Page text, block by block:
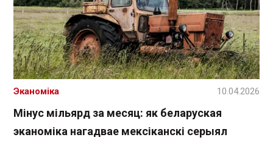
Мінус мільярд за месяц: як беларуская
эканоміка нагадвае мексіканскі серыял
Эканоміка 10.04.2026